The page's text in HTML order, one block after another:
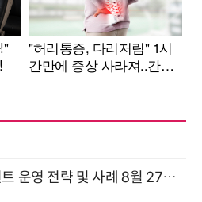
성과를 만드는 AI 에이전트 운영 전략 및 사례 8월 27일 개최